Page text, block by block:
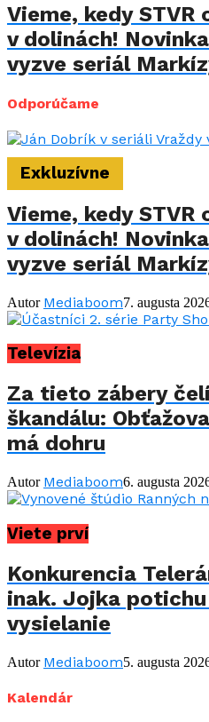
Vieme, kedy
v dolinách!
vyzve seriál
Odporúčame
Exkluzívne
Vieme, kedy
v dolinách!
vyzve seriál
Autor Mediaboom7. augusta
Televízia
Za tieto zábery
škandálu:
má dohru
Autor Mediaboom6. augusta
Viete prví
Konkurencia
inak. Jojka
vysielanie
Autor Mediaboom5. augusta
Kalendár